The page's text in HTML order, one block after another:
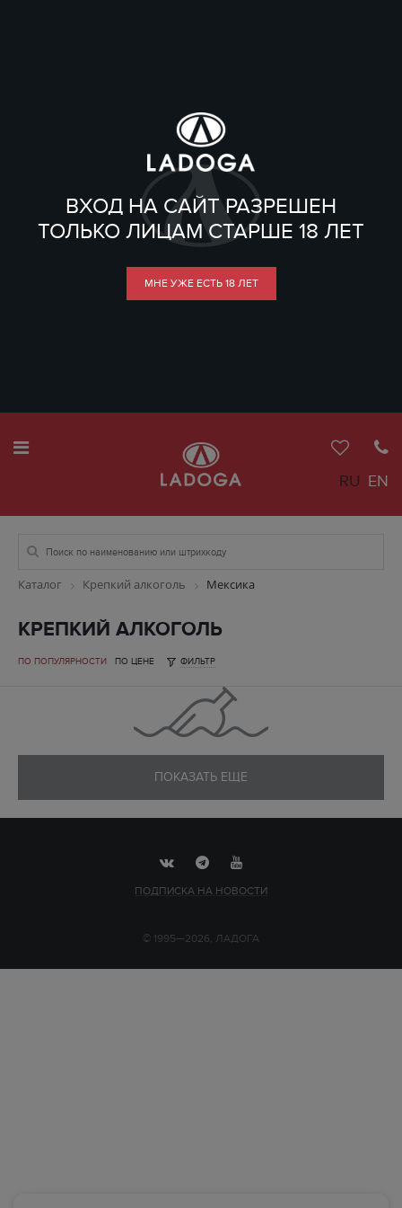
ВХОД НА САЙТ РАЗРЕШЕН
ТОЛЬКО ЛИЦАМ СТАРШЕ 18 ЛЕТ
МНЕ УЖЕ ЕСТЬ 18 ЛЕТ
RU EN
Каталог Крепкий алкоголь Мексика
КРЕПКИЙ АЛКОГОЛЬ
ПО ПОПУЛЯРНОСТИ ПО ЦЕНЕ ФИЛЬТР
ПОКАЗАТЬ ЕЩЕ
ПОДПИСКА НА НОВОСТИ
© 1995—2026, ЛАДОГА